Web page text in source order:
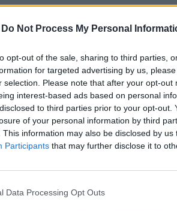
Do Not Process My Personal
opt-out of the sale, sharing to third parties,
for targeted advertising by us,
selection. Please note that after your opt-out
interest-based ads based on personal
to third parties prior to your opt-out.
of your personal information by third
This information may also be disclosed by
Participants that may further disclose it to
Data Processing Opt Outs
felülvizsgálta a BÉT a BUX-
az Elmű és a Zwack csatlakozik a
történő kivezetése miatt
követő második felülvizsgálat
az indexből.
távoznak. 2015. szeptember 21-től